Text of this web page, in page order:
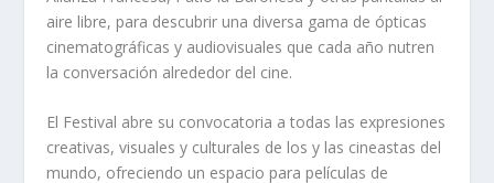
aire libre, para descubrir una diversa gama de ópticas
cinematográficas y audiovisuales que cada año nutren
la conversación alrededor del cine.
El Festival abre su convocatoria a todas las expresiones
creativas, visuales y culturales de los y las cineastas del
mundo, ofreciendo un espacio para películas de